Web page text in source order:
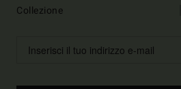
Collezione